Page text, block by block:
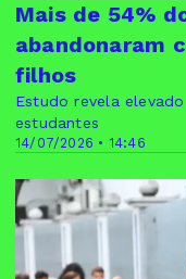
14/07/2026 • 14:46
Mais de 54%
abandonaram
filhos
Estudo revela
estudantes